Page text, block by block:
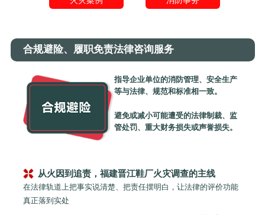
合规避险、履职免责法律咨询服务
指导企业单位的消防管理、安全生产
等与法律、规范和标准相一致。
避免或减小可能遭受的法律制裁、监
管处罚、重大财务损失或声誉损失。
从火因到追责，福建晋江鞋厂火灾调查的主线
在法律轨道上把事实说清楚、把责任摆明白，让法律的评价功能
真正落到实处